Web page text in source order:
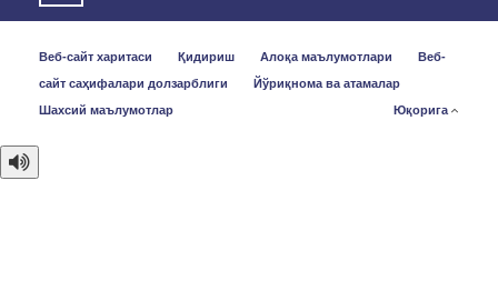
Веб-сайт харитаси Қидириш Алоқа маълумотлари
Веб-
сайт саҳифалари долзарблиги
Йўриқнома ва атамалар
Шахсий маълумотлар
Юқорига